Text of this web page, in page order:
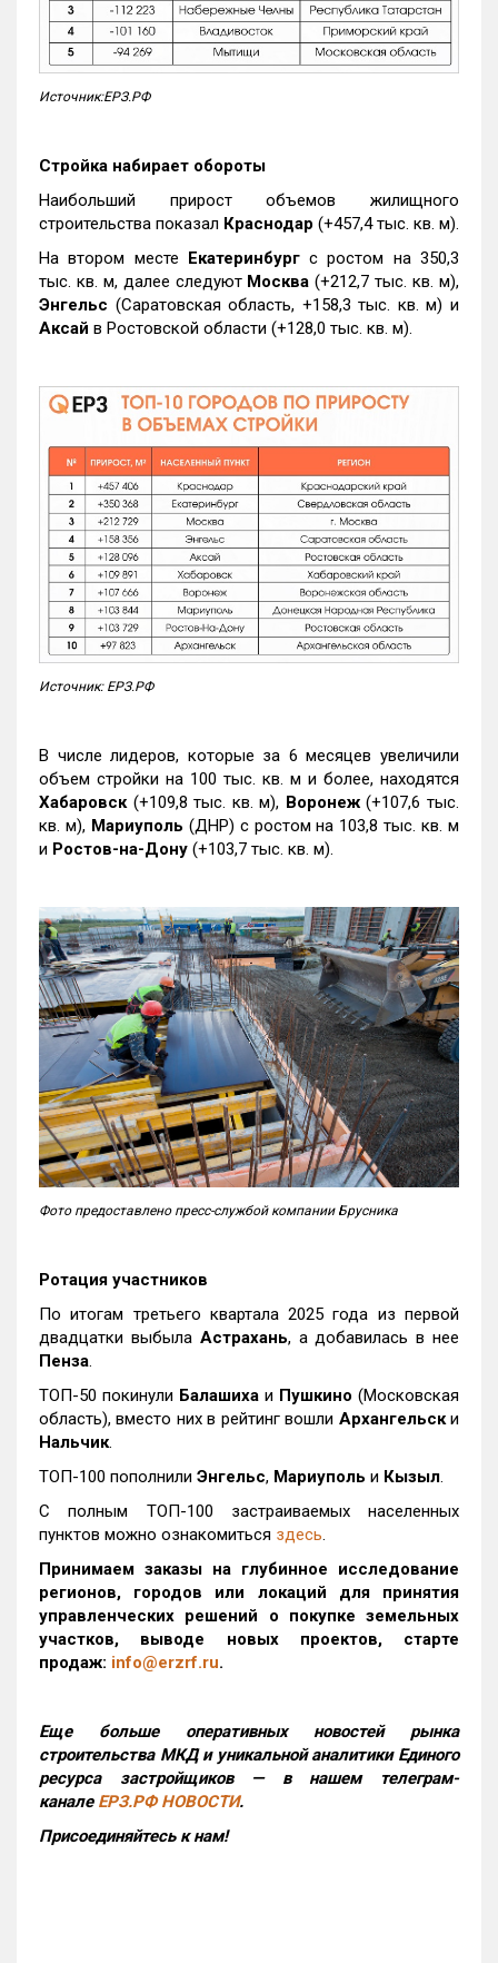
Источник:ЕРЗ.РФ
Стройка набирает обороты
Наибольший прирост объемов жилищного
строительства показал Краснодар (+457,4 тыс. кв. м).
На втором месте
Екатеринбургс ростом на 350,3
тыс. кв. м, далее следуют Москва (+212,7 тыс. кв. м),
Энгельс (Саратовская область, +158,3 тыс. кв. м) и
Аксай в Ростовской области (+128,0 тыс. кв. м).
Источник: ЕРЗ.РФ
В числе лидеров, которые за 6 месяцев увеличили
объем стройки на 100 тыс. кв. м и более, находятся
Хабаровск (+109,8 тыс. кв. м), Воронеж(+107,6 тыс.
кв. м), Мариуполь (ДНР) с ростом на 103,8 тыс. кв. м
и Ростов-на-Дону (+103,7 тыс. кв. м).
Фото предоставлено пресс-службой компании Брусника
Ротация участников
По итогам третьего квартала 2025 года из первой
двадцатки выбыла Астрахань, а добавилась в нее
Пенза.
ТОП-50 покинули Балашиха и Пушкино (Московская
область), вместо них в рейтинг вошли Архангельски
Нальчик.
ТОП-100 пополнили Энгельс, Мариуполь и Кызыл.
С полным ТОП-100 застраиваемых населенных
пунктов можно ознакомиться здесь.
Принимаем заказы на глубинное исследование
регионов, городов или локаций для принятия
управленческих решений о покупке земельных
участков, выводе новых проектов, старте
продаж: info@erzrf.ru.
Еще больше оперативных новостей рынка
строительства МКД и уникальной аналитики Единого
ресурса застройщиков — в нашем телеграм-
канале ЕРЗ.РФ НОВОСТИ.
Присоединяйтесь к нам!